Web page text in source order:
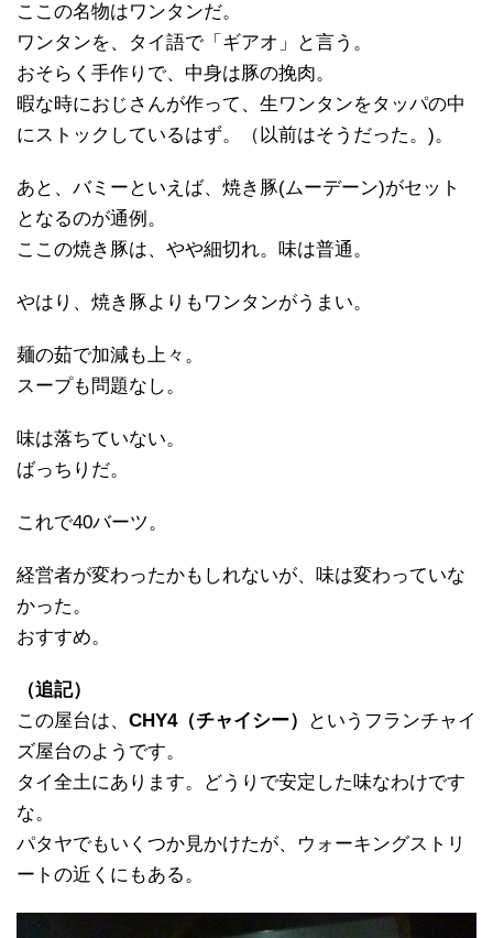
ここの名物はワンタンだ。
ワンタンを、タイ語で「ギアオ」と言う。
おそらく手作りで、中身は豚の挽肉。
暇な時におじさんが作って、生ワンタンをタッパの中
にストックしているはず。（以前はそうだった。)。
あと、バミーといえば、焼き豚(ムーデーン)がセット
となるのが通例。
ここの焼き豚は、やや細切れ。味は普通。
やはり、焼き豚よりもワンタンがうまい。
麺の茹で加減も上々。
スープも問題なし。
味は落ちていない。
ばっちりだ。
これで40バーツ。
経営者が変わったかもしれないが、味は変わっていな
かった。
おすすめ。
（追記）
この屋台は、 CHY4（チャイシー）
というフランチャイ
ズ屋台のようです。
タイ全土にあります。どうりで安定した味なわけです
な。
パタヤでもいくつか見かけたが、ウォーキングストリ
ートの近くにもある。